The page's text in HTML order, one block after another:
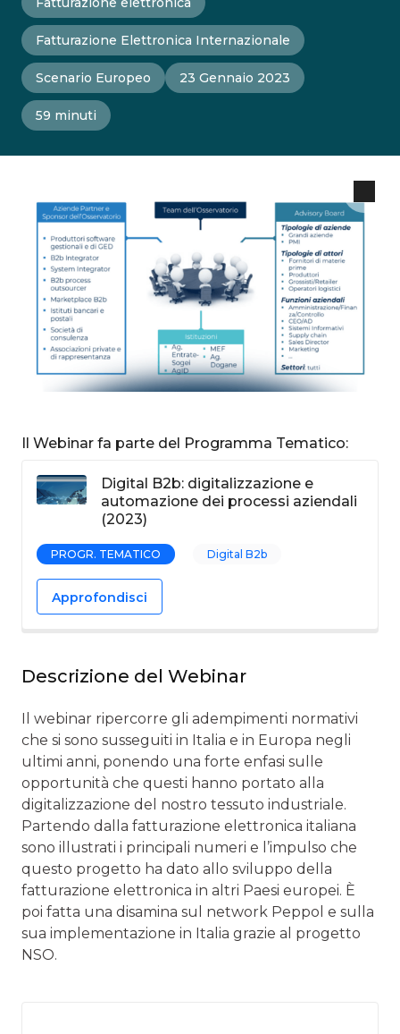
Fatturazione Elettronica Internazionale
Scenario Europeo 23 Gennaio 2023
59 minuti
Il Webinar fa parte del Programma Tematico:
Digital B2b: digitalizzazione e
automazione dei processi aziendali
(2023)
PROGR. TEMATICO Digital B2b
Approfondisci
Descrizione del Webinar
Il webinar ripercorre gli adempimenti normativi
che si sono susseguiti in Italia e in Europa negli
ultimi anni, ponendo una forte enfasi sulle
opportunità che questi hanno portato alla
digitalizzazione del nostro tessuto industriale.
Partendo dalla fatturazione elettronica italiana
sono illustrati i principali numeri e l’impulso che
questo progetto ha dato allo sviluppo della
fatturazione elettronica in altri Paesi europei. È
poi fatta una disamina sul network Peppol e sulla
sua implementazione in Italia grazie al progetto
NSO.